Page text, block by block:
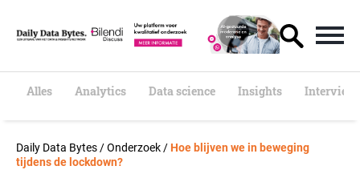
t
Alles Analytics Data science Insights
Daily Data Bytes /Onderzoek /Hoe blijven we in beweging
tijdens de lockdown?